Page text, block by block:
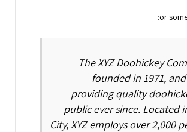
The XYZ Doohickey
founded in 1971,
providing quality
public ever since. Located
City, XYZ employs over 2,000